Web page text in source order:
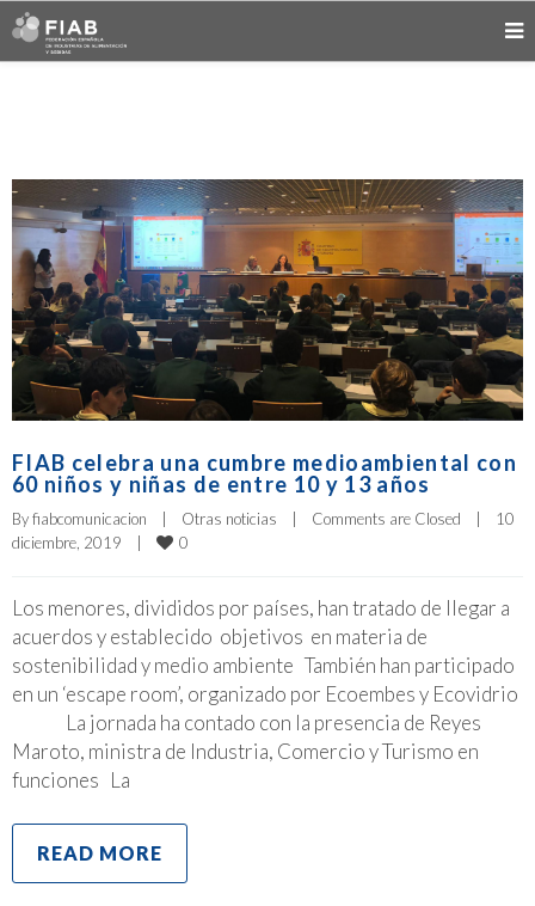
FIAB celebra una cumbre medioambiental con
60 niños y niñas de entre 10 y 13 años
By fiabcomunicacion | Otras noticias | Comments are Closed |
10
diciembre, 2019
| 0
Los menores, divididos por países, han tratado de llegar a
acuerdos y establecido objetivos en materia de
sostenibilidad y medio ambiente También han participado
en un ‘escape room’, organizado por Ecoembes y Ecovidrio
La jornada ha contado con la presencia de Reyes
Maroto, ministra de Industria, Comercio y Turismo en
funciones La
READ MORE